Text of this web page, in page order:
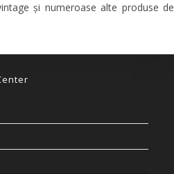
și numeroase alte produse de